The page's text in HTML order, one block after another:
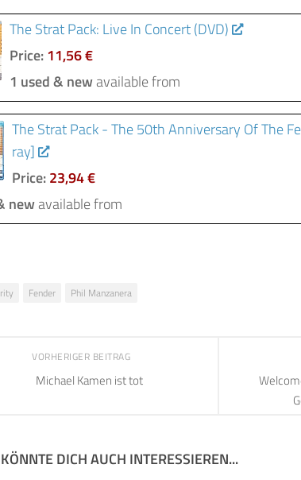
The Strat Pack: Live In Concert (DVD)
Price:11,56 €
1 used & newavailable from
The Strat Pack - The 50th Anniversary Of The
ray]
Price:23,94 €
newavailable from
Fender Phil Manzanera
VORHERIGER BEITRAG
Michael Kamen ist tot
DICH AUCH INTERESSIEREN...